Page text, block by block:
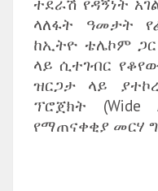
ላለፋት ዓመታት
ከኢትዮ ቴሌኮም
ላይ ሲተገብር
ዝርጋታ ላይ
ፕሮጀክት (Wide
የማጠናቀቂያ መርሃ